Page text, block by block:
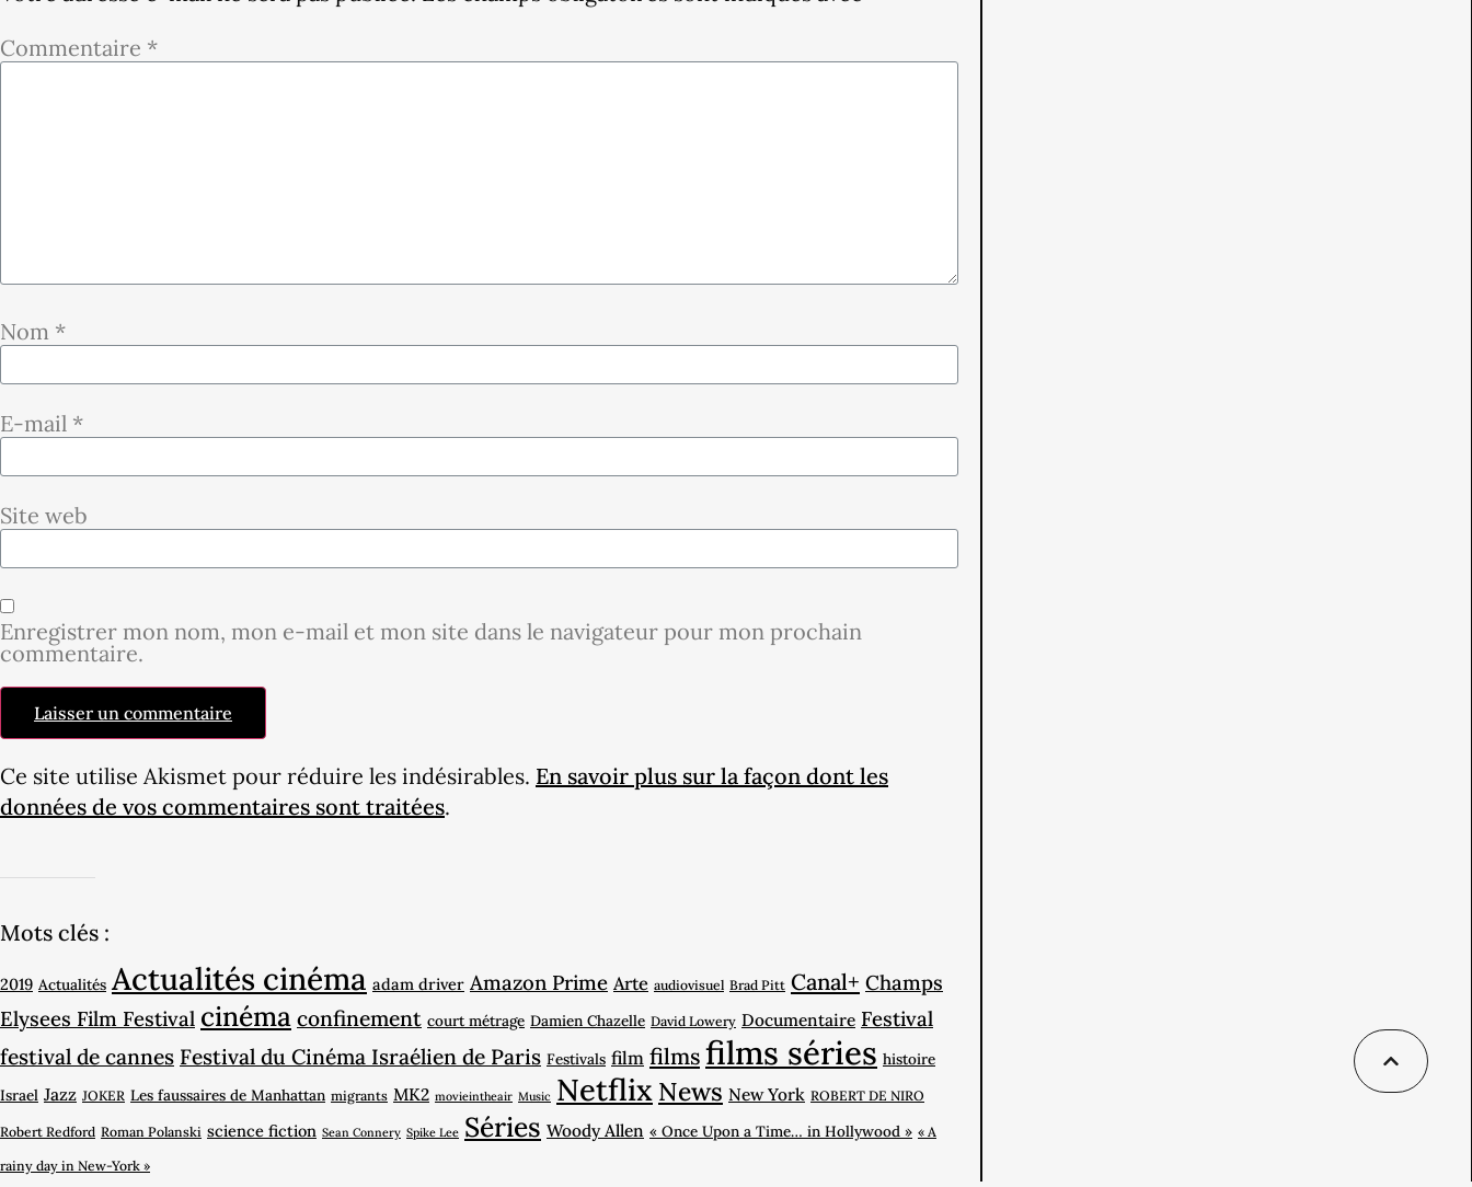
Commentaire *
Nom *
E-mail *
Site web
Enregistrer mon nom, mon e-mail et mon site dans le navigateur pour mon prochain
commentaire.
Ce site utilise Akismet pour réduire les indésirables. En savoir plus sur la façon dont les
données de vos commentaires sont traitées.
Mots clés :
2019 Actualités Actualités cinéma adam driver Amazon Prime Arte audiovisuel Brad Pitt Canal+ Champs
Elysees Film Festival cinéma confinement court métrage Damien Chazelle David Lowery Documentaire Festival
festival de cannes Festival du Cinéma Israélien de Paris Festivals film filmsfilms séries histoire
Israel Jazz JOKER Les faussaires de Manhattan migrants MK2 movieintheair Music Netflix News New York ROBERT DE NIRO
Robert Redford Roman Polanski science fiction Sean Connery Spike Lee Séries Woody Allen « Once Upon a Time… in Hollywood » « A
rainy day in New-York »